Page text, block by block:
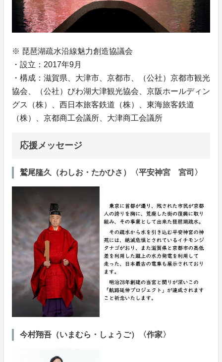
※ 琵琶湖疏水沿線魅力創造協議会
・設立：2017年9月
・構成：滋賀県、大津市、京都市、（公社）京都市観光
協会、（公社）びわ湖大津観光協会、京阪ホールディン
グス（株）、西日本旅客鉄道（株）、東海旅客鉄道
（株）、京都商工会議所、大津商工会議所
応援メッセージ
鷲尾隆久（わしお・たかひさ）〈平安神宮 宮司〉
今村翔吾（いまむら・しょうご）〈作家〉